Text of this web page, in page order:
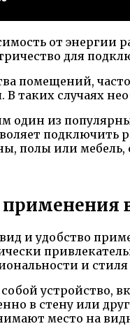
от энергии
для
помещений,
таких случаях
один из
полы или
применения
и удобство
и стиля
собой
в стену или
место на